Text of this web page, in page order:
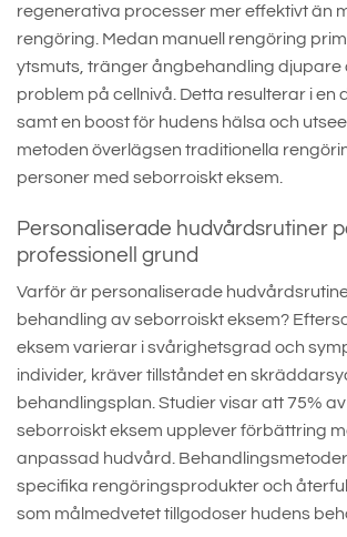
regenerativa processer mer effektivt än
rengöring. Medan manuell rengöring
ytsmuts, tränger ångbehandling djupare
problem på cellnivå. Detta resulterar i en
samt en boost för hudens hälsa och
metoden överlägsen traditionella
personer med seborroiskt eksem.
Personaliserade hudvårdsrutiner
professionell grund
Varför är personaliserade
behandling av seborroiskt eksem?
eksem varierar i svårighetsgrad och
individer, kräver tillståndet en
behandlingsplan. Studier visar att 75%
seborroiskt eksem upplever förbättring
anpassad hudvård.
specifika rengöringsprodukter och
som målmedvetet tillgodoser hudens